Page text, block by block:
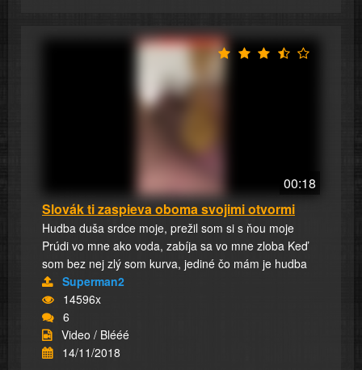
00:18
Slovák ti zaspieva oboma svojimi otvormi
Hudba duša srdce moje, prežil som si s ňou moje
Prúdi vo mne ako voda, zabíja sa vo mne zloba Keď
som bez nej zlý som kurva, jediné čo mám je hudba
Superman2
14596x
6
Video / Blééé
14/11/2018